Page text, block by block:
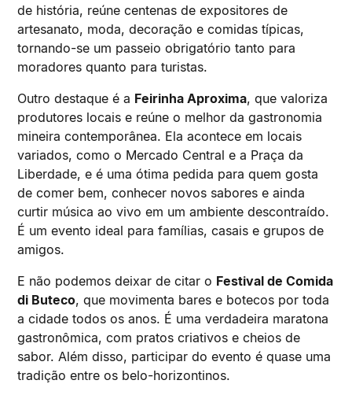
de história, reúne centenas de expositores de
artesanato, moda, decoração e comidas típicas,
tornando-se um passeio obrigatório tanto para
moradores quanto para turistas.
Outro destaque é a Feirinha Aproxima, que valoriza
produtores locais e reúne o melhor da gastronomia
mineira contemporânea. Ela acontece em locais
variados, como o Mercado Central e a Praça da
Liberdade, e é uma ótima pedida para quem gosta
de comer bem, conhecer novos sabores e ainda
curtir música ao vivo em um ambiente descontraído.
É um evento ideal para famílias, casais e grupos de
amigos.
E não podemos deixar de citar o Festival de Comida
di Buteco, que movimenta bares e botecos por toda
a cidade todos os anos. É uma verdadeira maratona
gastronômica, com pratos criativos e cheios de
sabor. Além disso, participar do evento é quase uma
tradição entre os belo-horizontinos.